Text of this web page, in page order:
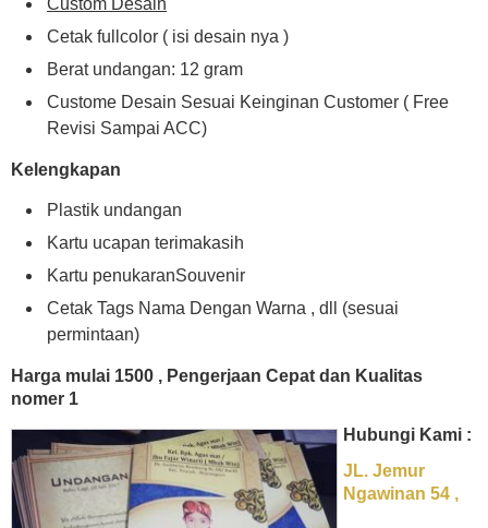
Custom Desain
Cetak fullcolor ( isi desain nya )
Berat undangan: 12 gram
Custome Desain Sesuai Keinginan Customer ( Free
Revisi Sampai ACC)
Kelengkapan
Plastik undangan
Kartu ucapan terimakasih
Kartu penukaranSouvenir
Cetak Tags Nama Dengan Warna , dll (sesuai
permintaan)
Harga mulai 1500 , Pengerjaan Cepat dan Kualitas
nomer 1
Hubungi Kami :
JL. Jemur
Ngawinan 54 ,